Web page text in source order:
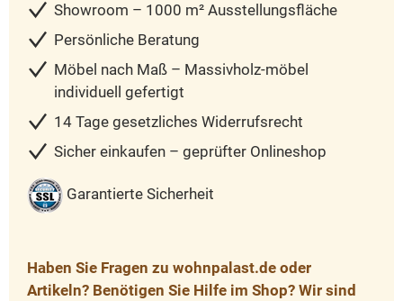
Showroom – 1000 m² Ausstellungsfläche
Persönliche Beratung
Möbel nach Maß – Massivholz-möbel
individuell gefertigt
14 Tage gesetzliches Widerrufsrecht
Sicher einkaufen – geprüfter Onlineshop
Garantierte Sicherheit
Haben Sie Fragen zu wohnpalast.de oder
Artikeln? Benötigen Sie Hilfe im Shop? Wir sind